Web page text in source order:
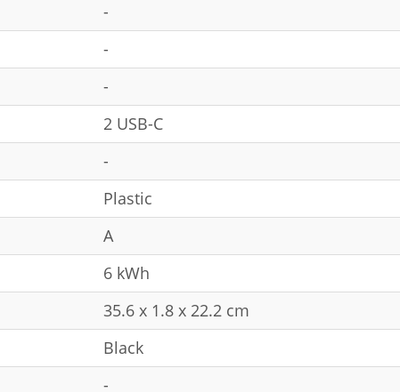
-
-
-
2 USB-C
-
Plastic
A
6 kWh
35.6 x 1.8 x 22.2 cm
Black
-